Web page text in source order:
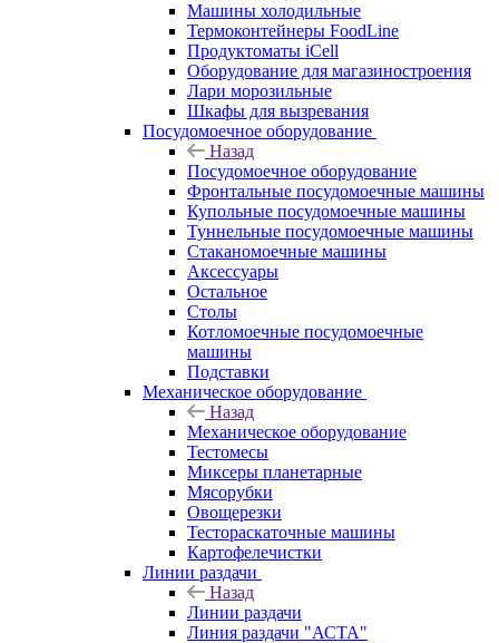
Машины холодильные
Термоконтейнеры FoodLine
Продуктоматы iCell
Оборудование для магазиностроения
Лари морозильные
Шкафы для вызревания
Посудомоечное оборудование
Назад
Посудомоечное оборудование
Фронтальные посудомоечные машины
Купольные посудомоечные машины
Туннельные посудомоечные машины
Стаканомоечные машины
Аксессуары
Остальное
Столы
Котломоечные посудомоечные
машины
Подставки
Механическое оборудование
Назад
Механическое оборудование
Тестомесы
Миксеры планетарные
Мясорубки
Овощерезки
Тестораскаточные машины
Картофелечистки
Линии раздачи
Назад
Линии раздачи
Линия раздачи "АСТА"